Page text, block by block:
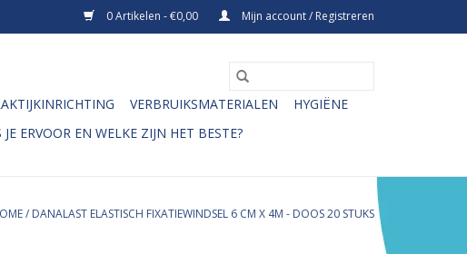
0 Artikelen - €0,00 Mijn account / Registreren
VERBRUIKSMATERIALEN
HYGIËNE
ERVOOR EN WELKE ZIJN HET BESTE?
/ DANALAST ELASTISCH FIXATIEWINDSEL 6 CM X 4M - DOOS 20 STUKS